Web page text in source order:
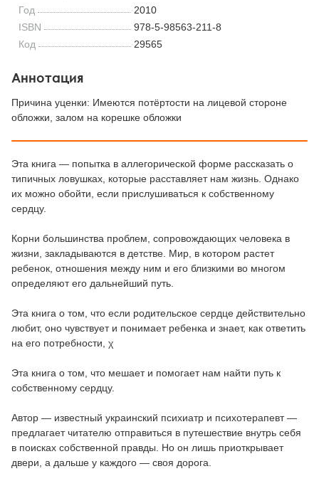
Год
2010
ISBN
978-5-98563-211-8
Код
29565
Аннотация
Причина уценки: Имеются потёртости на лицевой стороне
обложки, залом на корешке обложки
Эта книга — попытка в аллегорической форме рассказать о
типичных ловушках, которые расставляет нам жизнь. Однако
их можно обойти, если прислушиваться к собственному
сердцу.
Корни большинства проблем, сопровождающих человека в
жизни, закладываются в детстве. Мир, в котором растет
ребенок, отношения между ним и его близкими во многом
определяют его дальнейший путь.
Эта книга о том, что если родительское сердце действительно
любит, оно чувствует и понимает ребенка и знает, как ответить
на его потребности, χ
Эта книга о том, что мешает и помогает нам найти путь к
собственному сердцу.
Автор — известный украинский психиатр и психотерапевт —
предлагает читателю отправиться в путешествие внутрь себя
в поисках собственной правды. Но он лишь приоткрывает
двери, а дальше у каждого — своя дорога.